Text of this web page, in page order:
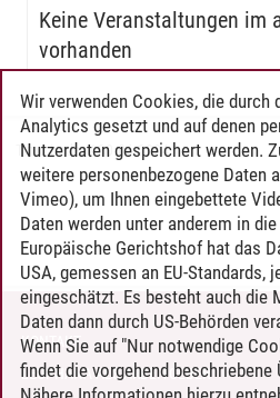
Keine Veranstaltungen im
vorhanden
Timo Leder/30.06.2024
KONTAKT
LEUPHANA ALS ARBEITGEBER
Wir verwenden Cookies, die durch
Analytics gesetzt und auf denen
Nutzerdaten gespeichert werden.
weitere personenbezogene Daten
Vimeo), um Ihnen eingebettete
Daten werden unter anderem in
Europäische Gerichtshof hat das
USA, gemessen an EU-Standards,
eingeschätzt. Es besteht auch die
Daten dann durch US-Behörden
Wenn Sie auf "Nur notwendige
findet die vorgehend